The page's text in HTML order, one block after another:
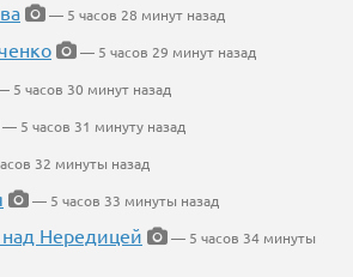
— 5 часов 28 минут назад
— 5 часов 29 минут назад
5 часов 30 минут назад
— 5 часов 31 минуту назад
32 минуты назад
— 5 часов 33 минуты назад
Нередицей
— 5 часов 34 минуты